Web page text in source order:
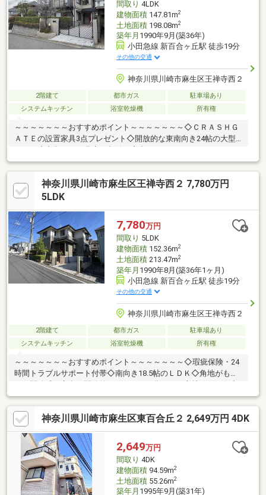
間取り 4LDK
建物面積147.81m2
土地面積198.08m2
築年月 1990年9月(築36年)
小田急線 新百合ヶ丘駅 徒歩19分
その他の交通
神奈川県川崎市麻生区王禅寺西２
2階建て 都市ガス
駐車場あり
システムキッチン
浴室乾燥機 所有権
～～～～～～～おすすめポイント～～～～～～～◇ＣＲＡＳＨＧ
ＡＴＥの設置家具3点プレゼント◇開放的な東南向き24帖の大型
付き◇土地面積広々約59坪◇商業ビルが立ち並ぶ 大型ステーシ
ョン「新百合ヶ丘」駅徒歩19分【センチュリー２１ホームライ
フ】「０１２０-８６５-０２１」（通話料無料）住宅ローンのご
相談、無料ＦＰも承ります！お気軽にお問合せ下さい♪「登戸」駅
室』も完備しておりますので、小さなお子様がいらっしゃるお客
様も安心してご来店下さい。
神奈川県川崎市麻生区王禅寺西２ 7,780万円
5LDK
7,780万円
間取り 5LDK
建物面積152.36m2
土地面積213.47m2
築年月 1990年8月(築36年1ヶ月)
小田急線 新百合ヶ丘駅 徒歩19分
その他の交通
神奈川県川崎市麻生区王禅寺西２
2階建て 都市ガス
駐車場あり
システムキッチン
浴室乾燥機 所有権
～～～～～～～おすすめポイント～～～～～～～◇瑕疵保険・24
時間トラブルサポート付帯◇南向き18.5帖のＬＤＫ◇角地がもた
らす開放感は室内を開放的にしてくれる為、 住心地のよい住空
間を演出◇土地面積広々約64坪◇商業ビルが立ち並ぶ 大型ステ
ーション「新百合ヶ丘」駅徒歩19分【センチュリー２１ホームラ
イフ】「０１２０-８６５-０２１」（通話料無料）住宅ローンの
ご相談、無料ＦＰも承ります！お気軽にお問合せ下さい♪「登戸」
駅から徒歩３分！駐車場完備『キッズルーム・授乳室・おむつ変
え室』も完備しておりますので、小さなお子様がいらっしゃるお
客様も安心してご来店下さい。
神奈川県川崎市麻生区東百合丘２ 2,649万円 4DK
2,649万円
間取り 4DK
建物面積94.59m2
土地面積55.26m2
築年月 1995年9月(築31年)